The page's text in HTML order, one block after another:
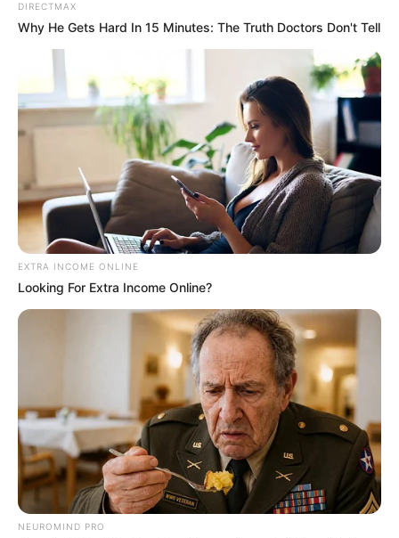
DIRECTMAX
Why He Gets Hard In 15 Minutes: The Truth Doctors Don't Tell
EXTRA INCOME ONLINE
Looking For Extra Income Online?
NEUROMIND PRO